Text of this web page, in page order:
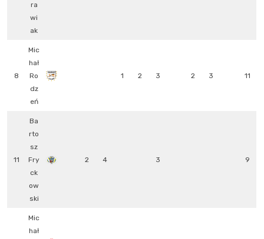
ra
wi
ak
8
Mic
hał
Ro
dz
eń
1 2 3 2 3 11
11
Ba
rto
sz
Fry
ck
ow
ski
2 4 3 9
Mic
hał